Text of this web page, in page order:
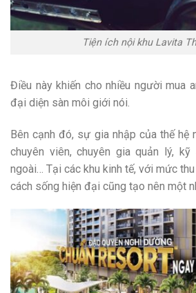
Tiện ích nội khu Lavita
Điều này khiến cho nhiều người mua
đại diện sàn môi giới nói.
Bên cạnh đó, sự gia nhập của thế hệ
chuyên viên, chuyên gia quản lý,
ngoài… Tại các khu kinh tế, với mức
cách sống hiện đại cũng tạo nên một